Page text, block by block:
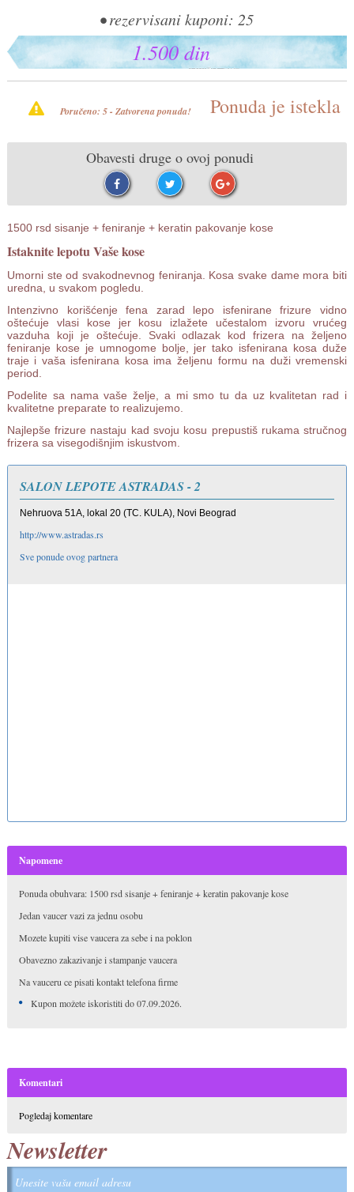
• rezervisani kuponi: 25
1.500 din
Poručeno: 5 - Zatvorena ponuda! Ponuda je istekla
Obavesti druge o ovoj ponudi
1500 rsd sisanje + feniranje + keratin pakovanje kose
Istaknite lepotu Vaše kose
Umorni ste od svakodnevnog feniranja. Kosa svake dame mora biti
uredna, u svakom pogledu.
Intenzivno korišćenje fena zarad lepo isfenirane frizure vidno
oštećuje vlasi kose jer kosu izlažete učestalom izvoru vrućeg
vazduha koji je oštećuje. Svaki odlazak kod frizera na željeno
feniranje kose je umnogome bolje, jer tako isfenirana kosa duže
traje i vaša isfenirana kosa ima željenu formu na duži vremenski
period.
Podelite sa nama vaše želje, a mi smo tu da uz kvalitetan rad i
kvalitetne preparate to realizujemo.
Najlepše frizure nastaju kad svoju kosu prepustiš rukama stručnog
frizera sa visegodišnjim iskustvom.
SALON LEPOTE ASTRADAS - 2
Nehruova 51A, lokal 20 (TC. KULA), Novi Beograd
http://www.astradas.rs
Sve ponude ovog partnera
Napomene
Ponuda obuhvara: 1500 rsd sisanje + feniranje + keratin pakovanje kose
Jedan vaucer vazi za jednu osobu
Mozete kupiti vise vaucera za sebe i na poklon
Obavezno zakazivanje i stampanje vaucera
Na vauceru ce pisati kontakt telefona firme
Kupon možete iskoristiti do 07.09.2026.
Komentari
Pogledaj komentare
Newsletter